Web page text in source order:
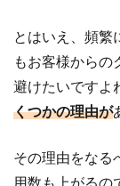
とはいえ、頻繁
もお客様からの
避けたいですよ
くつかの理由が
その理由をなる